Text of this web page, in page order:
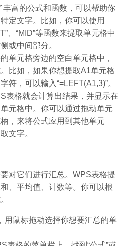
丰富的公式和函数，可以帮助你
定文字。比如，你可以使用
、“MID”等函数来提取单元格中
或中间部分。
单元格旁边的空白单元格中，
比如，如果你想提取A1单元格
符，可以输入“=LEFT(A1,3)”。
表格就会计算出结果，并显示在
元格中。你可以通过拖动单元
，来将公式应用到其他单元
文字。
对它们进行汇总。WPS表格提
、平均值、计数等。你可以根
用鼠标拖动选择你想要汇总的单